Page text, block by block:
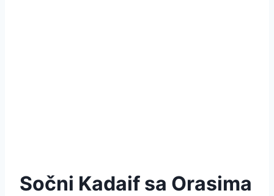
Sočni Kadaif sa Orasima